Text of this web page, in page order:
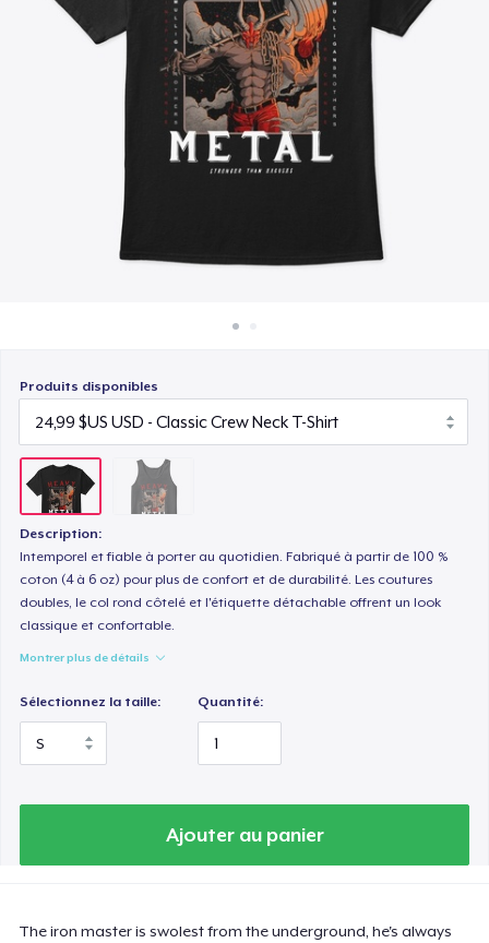
Vendez partout
Vendre n'importe quoi
Produits disponibles
Description:
Intemporel et fiable à porter au quotidien. Fabriqué à partir de 100 %
coton (4 à 6 oz) pour plus de confort et de durabilité. Les coutures
doubles, le col rond côtelé et l'étiquette détachable offrent un look
classique et confortable.
Montrer plus de détails
Sélectionnez la taille: Quantité:
Ajouter au panier
The iron master is swolest from the underground, he's always